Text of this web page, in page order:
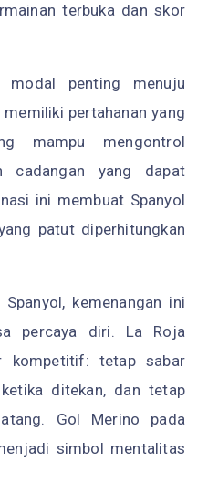
terbuka dan skor
modal penting menuju
pertahanan yang
mampu mengontrol
cadangan yang dapat
ini membuat Spanyol
patut diperhitungkan
Spanyol, kemenangan ini
percaya diri. La Roja
kompetitif: tetap sabar
ditekan, dan tetap
Gol Merino pada
simbol mentalitas